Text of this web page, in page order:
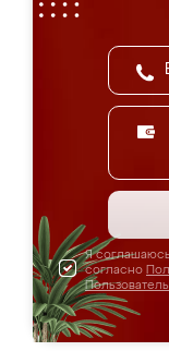
Я
согласно